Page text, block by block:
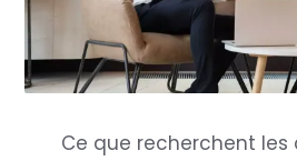
Ce que recherchent